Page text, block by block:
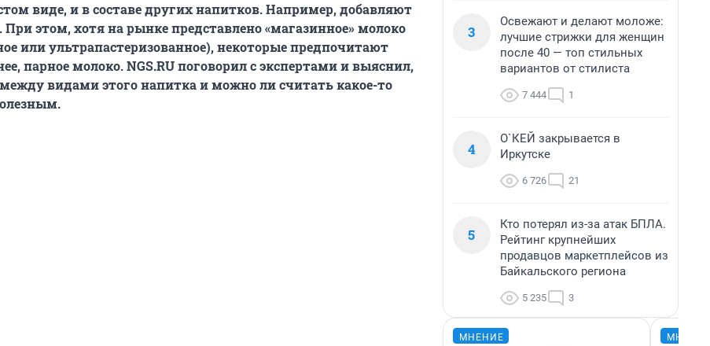
виде, и в составе других напитков. Например, добавляют
При этом, хотя на рынке представлено «магазинное» молоко
или ультрапастеризованное), некоторые предпочитают
парное молоко. NGS.RU поговорил с экспертами и выяснил,
видами этого напитка и можно ли считать какое-то
3
Освежают и делают моложе:
лучшие стрижки для женщин
после 40 — топ стильных
вариантов от стилиста
7 444 1
4
О`КЕЙ закрывается в
Иркутске
6 726 21
5
Кто потерял из-за атак БПЛА.
Рейтинг крупнейших
продавцов маркетплейсов из
Байкальского региона
5 235 3
МНЕНИЕ